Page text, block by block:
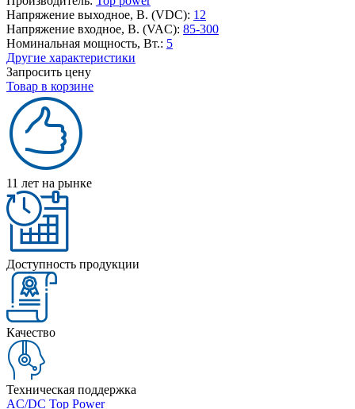
Напряжение выходное, В. (VDC): 12
Напряжение входное, В. (VAC): 85-300
Номинальная мощность, Вт.: 5
Другие характеристики
Запросить цену
Товар в корзине
11 лет на рынке
Доступность продукции
Качество
Техническая поддержка
AC/DC Top Power